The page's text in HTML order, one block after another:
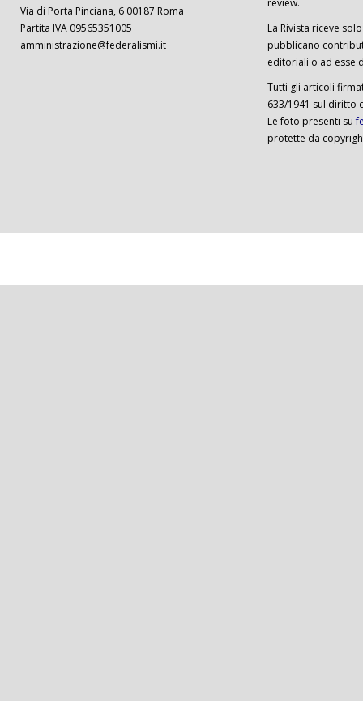
Via di Porta Pinciana, 6 00187 Roma
Partita IVA 09565351005
amministrazione@federalismi.it
review.
La Rivista riceve
pubblicano
editoriali o ad esse
Tutti gli articoli
633/1941 sul diritto
Le foto presenti su
protette da